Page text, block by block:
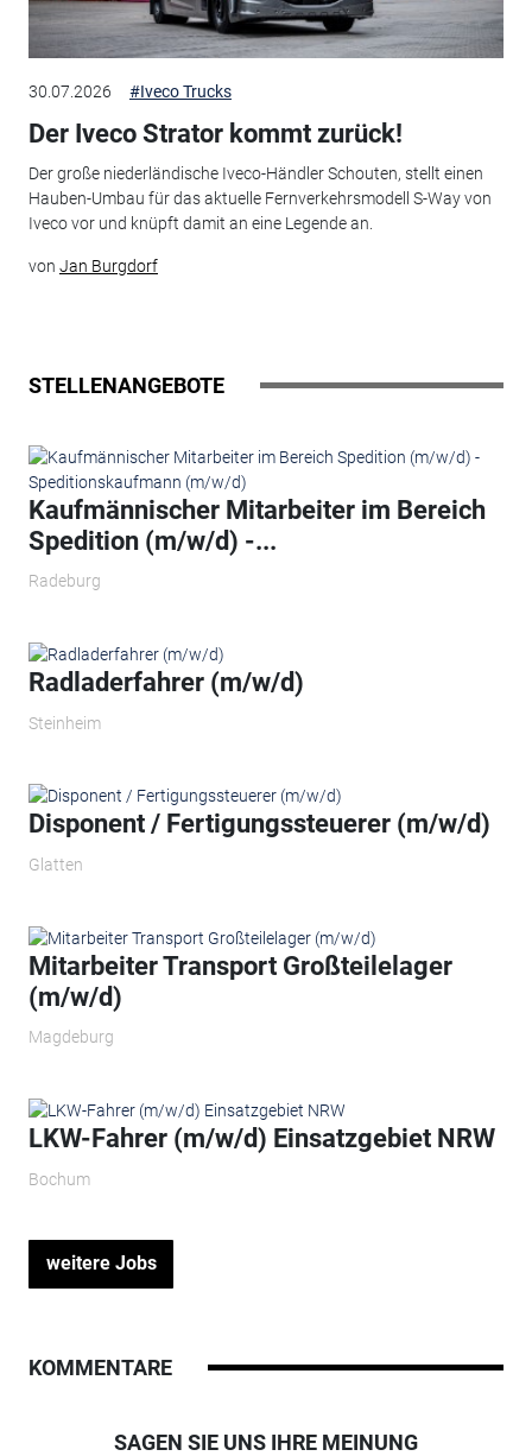
30.07.2026 #Iveco Trucks
Der Iveco Strator kommt zurück!
Der große niederländische Iveco-Händler Schouten, stellt einen
Hauben-Umbau für das aktuelle Fernverkehrsmodell S-Way von
Iveco vor und knüpft damit an eine Legende an.
von Jan Burgdorf
STELLENANGEBOTE
Kaufmännischer Mitarbeiter im Bereich
Spedition (m/w/d) -...
Radeburg
Radladerfahrer (m/w/d)
Steinheim
Disponent / Fertigungssteuerer (m/w/d)
Glatten
Mitarbeiter Transport Großteilelager
(m/w/d)
Magdeburg
LKW-Fahrer (m/w/d) Einsatzgebiet NRW
Bochum
weitere Jobs
KOMMENTARE
SAGEN SIE UNS IHRE MEINUNG